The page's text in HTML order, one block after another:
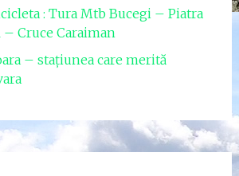
: Tura Mtb Bucegi – Piatra
Cruce Caraiman
– stațiunea care merită